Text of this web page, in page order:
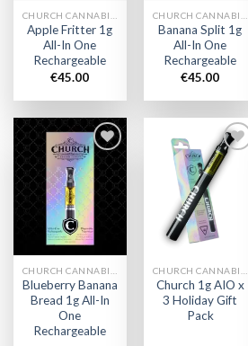
Apple Fritter 1g
All-In One
Rechargeable
€45.00
Banana Split 1g
All-In One
Rechargeable
€45.00
Add to
wishlist
Blueberry Banana
Bread 1g All-In
One
Rechargeable
wishlist
Church 1g AIO x
3 Holiday Gift
Pack